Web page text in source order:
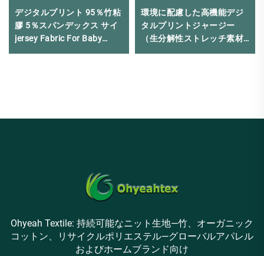
デジタルプリント 95％竹粘
膠 5％スパンデックス サイ
jersey Fabric For Baby
Clothing
環境に配慮した高機能デジ
タルプリントジャージー
（生分解性ストレッチ素材
入り）
Ohyeah Textile: 持続可能なニット生地—竹、オーガニック
コットン、リサイクルポリエステル—グローバルアパレル
およびホームブランド向け